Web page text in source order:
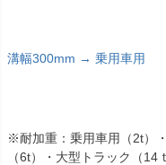
溝幅300mm → 乗用車用
※耐加重：乗用車用（2t）
（6t）・大型トラック（14